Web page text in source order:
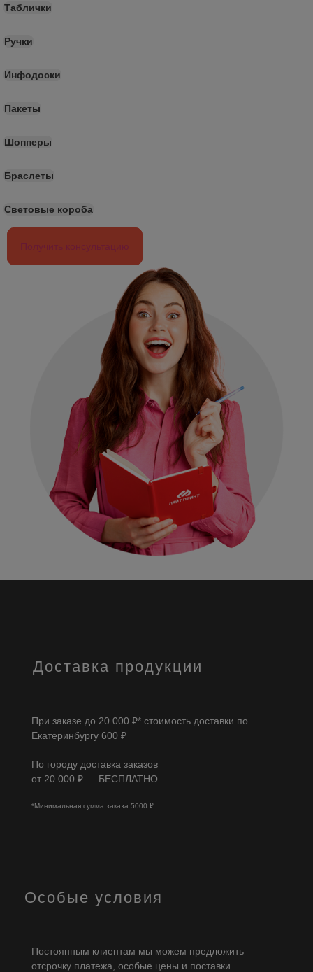
Таблички
Ручки
Инфодоски
Пакеты
Шопперы
Браслеты
Световые короба
Доставка продукции
При заказе до 20 000 ₽* стоимость доставки по
Екатеринбургу 600 ₽
По городу доставка заказов
от 20 000 ₽ — БЕСПЛАТНО
*Минимальная сумма заказа 5000 ₽
Особые условия
Постоянным клиентам мы можем предложить
отсрочку платежа, особые цены и поставки